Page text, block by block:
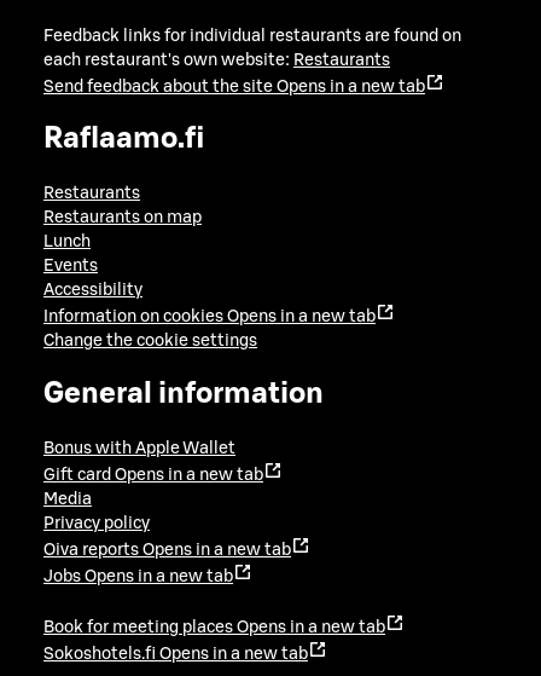
Feedback links for individual restaurants are found on
each restaurant's own website: Restaurants
Send feedback about the site Opens in a new tab
Raflaamo.fi
Restaurants
Restaurants on map
Lunch
Events
Accessibility
Information on cookies Opens in a new tab
Change the cookie settings
General information
Bonus with Apple Wallet
Gift card Opens in a new tab
Media
Privacy policy
Oiva reports Opens in a new tab
Jobs Opens in a new tab
Book for meeting places Opens in a new tab
Sokoshotels.fi Opens in a new tab